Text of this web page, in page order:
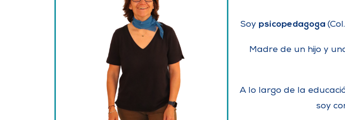
Soy psicopedagoga
Madre de un hijo y
A lo largo de la
soy